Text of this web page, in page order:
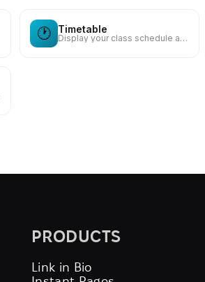
🕐 Timetable
Display your class schedule and let students book spots
PRODUCTS
Link in Bio